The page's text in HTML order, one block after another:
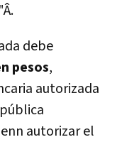
debe
pesos,
autorizada
autorizar el